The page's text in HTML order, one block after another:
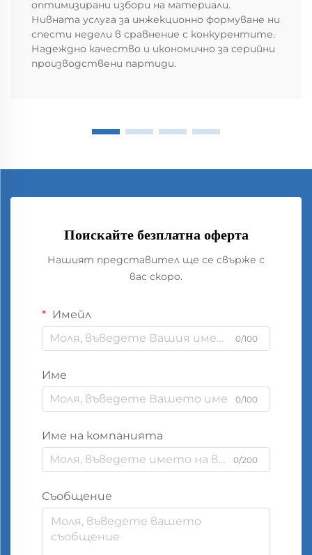
оптимизирани избори на материали.
Нивната услуга за инжекционно формуване ни
спести недели в сравнение с конкурентите.
Надеждно качество и икономично за серийни
производствени партиди.
Поискайте безплатна оферта
Нашият представител ще се свърже с
вас скоро.
Имейл
0/100
Име
0/100
Име на компанията
0/200
Съобщение